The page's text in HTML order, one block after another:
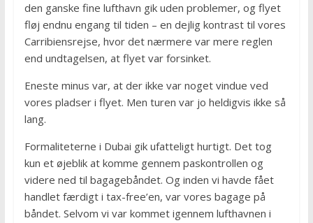
den ganske fine lufthavn gik uden problemer, og flyet
fløj endnu engang til tiden – en dejlig kontrast til vores
Carribiensrejse, hvor det nærmere var mere reglen
end undtagelsen, at flyet var forsinket.
Eneste minus var, at der ikke var noget vindue ved
vores pladser i flyet. Men turen var jo heldigvis ikke så
lang.
Formaliteterne i Dubai gik ufatteligt hurtigt. Det tog
kun et øjeblik at komme gennem paskontrollen og
videre ned til bagagebåndet. Og inden vi havde fået
handlet færdigt i tax-free’en, var vores bagage på
båndet. Selvom vi var kommet igennem lufthavnen i